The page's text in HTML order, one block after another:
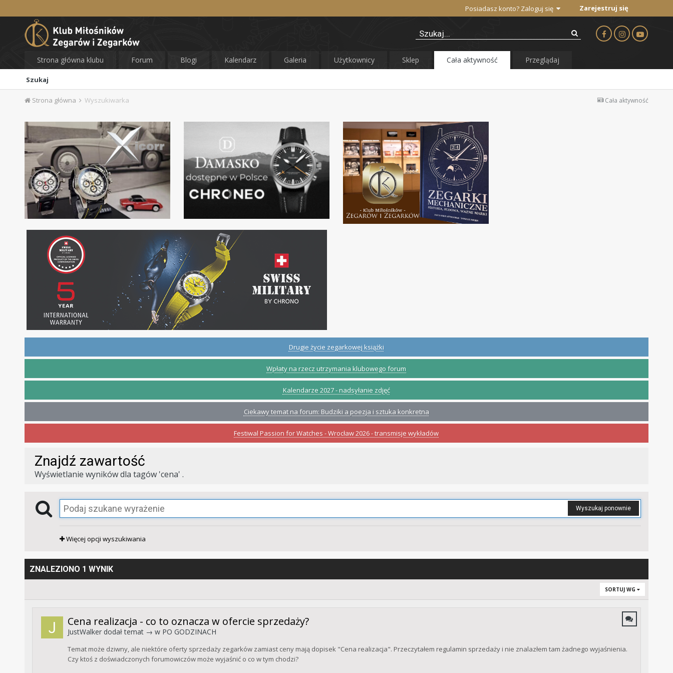
Posiadasz konto? Zaloguj się Zarejestruj się
Strona główna klubu Forum Blogi Kalendarz Galeria Użytkownicy Sklep Cała aktywność
Szukaj
Przeglądaj
Cała aktywność
Strona główna Wyszukiwarka
Drugie życie zegarkowej książki
Wpłaty na rzecz utrzymania klubowego forum
Kalendarze 2027 - nadsyłanie zdjęć
Ciekawy temat na forum: Budziki a poezja i sztuka konkretna
Festiwal Passion for Watches - Wrocław 2026 - transmisje wykładów
Znajdź zawartość
Wyświetlanie wyników dla tagów 'cena' .
Wyszukaj ponownie
Więcej opcji wyszukiwania
ZNALEZIONO 1 WYNIK
SORTUJ WG
Cena realizacja - co to oznacza w ofercie sprzedaży?
JustWalkerdodał temat → w PO GODZINACH
Temat może dziwny, ale niektóre oferty sprzedaży zegarków zamiast ceny mają dopisek "Cena realizacja". Przeczytałem regulamin sprzedaży i nie znalazłem tam żadnego wyjaśnienia.
Czy ktoś z doświadczonych forumowiczów może wyjaśnić o co w tym chodzi?